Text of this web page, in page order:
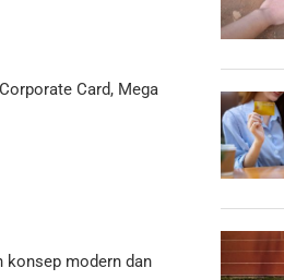
Card, Mega
konsep modern dan